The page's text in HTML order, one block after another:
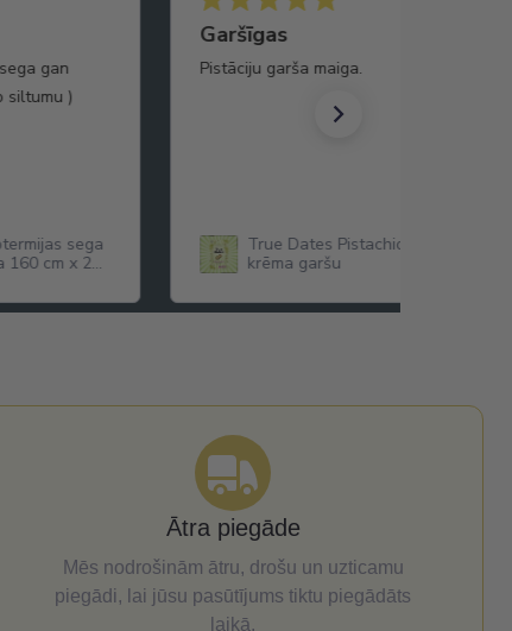
gan
siltumu )
sega
cm x 210
Garšīgas
Pistāciju garša maiga.
True Dates Pistachio Cream
krēma garšu
Ātra piegāde
Mēs nodrošinām ātru, drošu un uzticamu
piegādi, lai jūsu pasūtījums tiktu piegādāts
laikā.